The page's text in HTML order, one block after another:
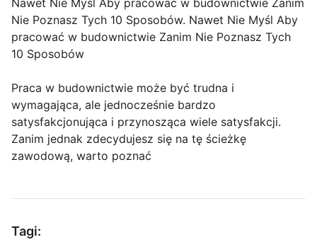
Nawet Nie Myśl Aby pracować w budownictwie Zanim
Nie Poznasz Tych 10 Sposobów. Nawet Nie Myśl Aby
pracować w budownictwie Zanim Nie Poznasz Tych
10 Sposobów
Praca w budownictwie może być trudna i
wymagająca, ale jednocześnie bardzo
satysfakcjonująca i przynosząca wiele satysfakcji.
Zanim jednak zdecydujesz się na tę ścieżkę
zawodową, warto poznać
Tagi: